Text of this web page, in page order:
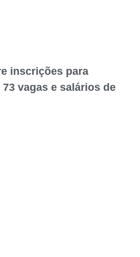
inscrições para
vagas e salários de